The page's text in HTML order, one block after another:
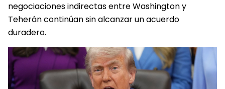
negociaciones indirectas entre Washington y
Teherán continúan sin alcanzar un acuerdo
duradero.